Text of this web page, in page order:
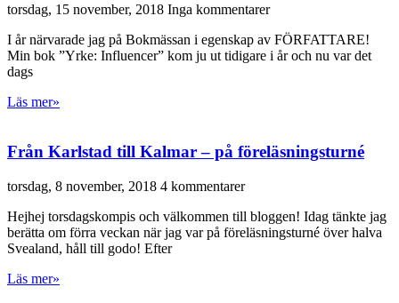
torsdag, 15 november, 2018 Inga kommentarer
I år närvarade jag på Bokmässan i egenskap av FÖRFATTARE!
Min bok ”Yrke: Influencer” kom ju ut tidigare i år och nu var det
dags
Läs mer»
Från Karlstad till Kalmar – på föreläsningsturné
torsdag, 8 november, 2018 4 kommentarer
Hejhej torsdagskompis och välkommen till bloggen! Idag tänkte jag
berätta om förra veckan när jag var på föreläsningsturné över halva
Svealand, håll till godo! Efter
Läs mer»